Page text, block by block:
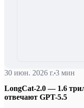
30 июн. 2026 г. 3 мин
LongCat-2.0 — 1.6
отвечают GPT-5.5